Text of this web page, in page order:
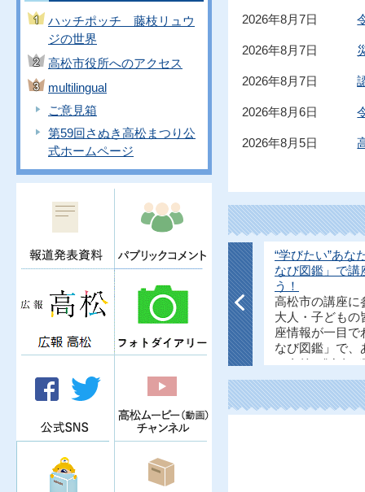
ハッチポッチ 藤枝リュウ
ジの世界
高松市役所へのアクセス
multilingual
ご意見箱
第59回さぬき高松まつり公
式ホームページ
2026年8月7日
2026年8月7日
2026年8月7日
2026年8月6日
2026年8月5日
『あそびにおいでよ！
2』〜2026夏休み_大島よ
大島の制作の原点と言える
幼少期の夏休みの思い出を
再現する展覧会です。
会期：8月11日（火曜日）
“学びたい”あな
なび図鑑」で講
う！
高松市の講座に
大人・子どもの
座情報が一目で
なび図鑑」で、
ッタリの“まな
てみませんか？